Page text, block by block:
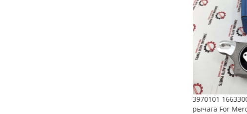
3970101
рычага For